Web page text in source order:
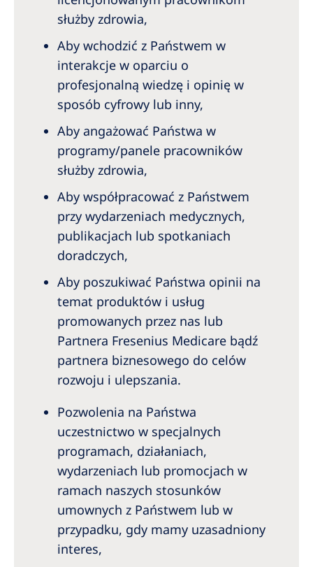
służby zdrowia,
Aby wchodzić z Państwem w
interakcje w oparciu o
profesjonalną wiedzę i opinię w
sposób cyfrowy lub inny,
Aby angażować Państwa w
programy/panele pracowników
służby zdrowia,
Aby współpracować z Państwem
przy wydarzeniach medycznych,
publikacjach lub spotkaniach
doradczych,
Aby poszukiwać Państwa opinii na
temat produktów i usług
promowanych przez nas lub
Partnera Fresenius Medicare bądź
partnera biznesowego do celów
rozwoju i ulepszania.
Pozwolenia na Państwa
uczestnictwo w specjalnych
programach, działaniach,
wydarzeniach lub promocjach w
ramach naszych stosunków
umownych z Państwem lub w
przypadku, gdy mamy uzasadniony
interes,